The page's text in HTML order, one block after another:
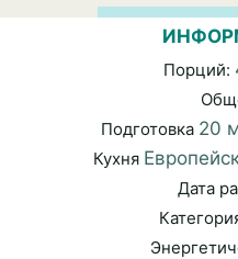
Порций:
Подготовка 20
Кухня
Дата